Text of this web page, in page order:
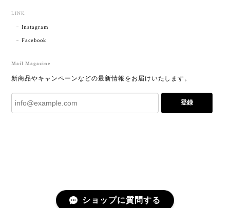
LINK
Instagram
Facebook
Mail Magazine
新商品やキャンペーンなどの最新情報をお届けいたします。
登録
ショップに質問する